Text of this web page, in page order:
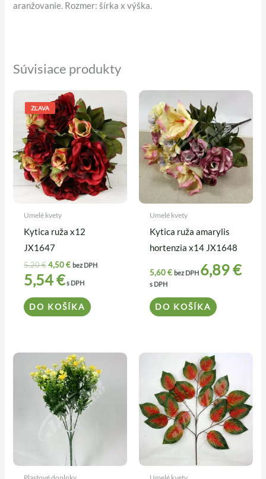
aranžovanie. Rozmer: šírka x výška.
Súvisiace produkty
ZĽAVA
Umelé kvety
Kytica ruža x12
JX1647
5,20€
Pôvodná
cena
bola:
5,20 €.
4,50€
Aktuálna
cena
je:
4,50 €.
bez DPH
5,54€s DPH
DO KOŠÍKA
Umelé kvety
Kytica ruža amarylis
hortenzia x14 JX1648
5,60€ bez DPH 6,89€
s DPH
DO KOŠÍKA